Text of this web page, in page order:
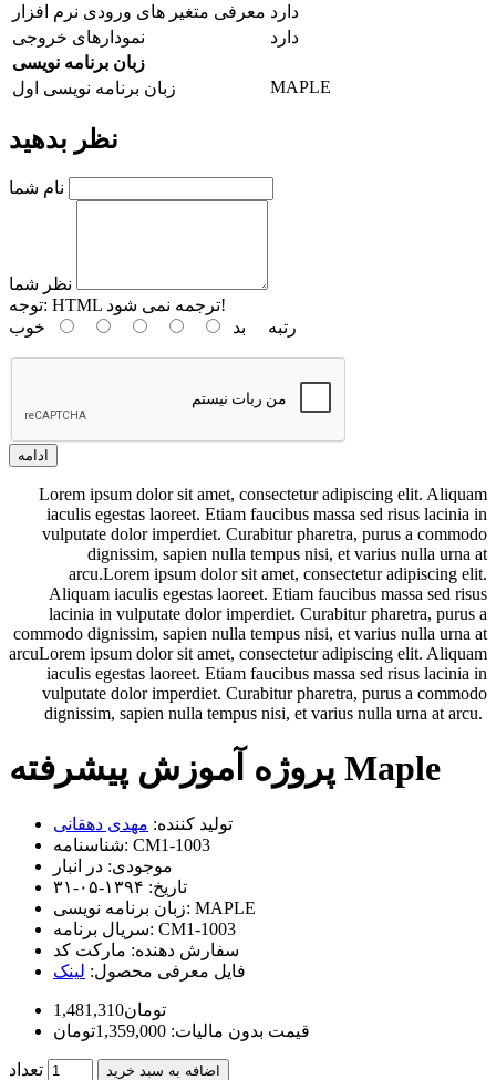
معرفی متغیر های ورودی نرم افزار دارد
نمودارهای خروجی
دارد
زبان برنامه نویسی
زبان برنامه نویسی اول
MAPLE
نظر بدهید
نام شما
نظر شما
توجه:
HTML ترجمه نمی شود!
رتبه بد خوب
ادامه
Lorem ipsum dolor sit amet, consectetur adipiscing elit. Aliquam
iaculis egestas laoreet. Etiam faucibus massa sed risus lacinia in
vulputate dolor imperdiet. Curabitur pharetra, purus a commodo
dignissim, sapien nulla tempus nisi, et varius nulla urna at
arcu.Lorem ipsum dolor sit amet, consectetur adipiscing elit.
Aliquam iaculis egestas laoreet. Etiam faucibus massa sed risus
lacinia in vulputate dolor imperdiet. Curabitur pharetra, purus a
commodo dignissim, sapien nulla tempus nisi, et varius nulla urna at
arcuLorem ipsum dolor sit amet, consectetur adipiscing elit. Aliquam
iaculis egestas laoreet. Etiam faucibus massa sed risus lacinia in
vulputate dolor imperdiet. Curabitur pharetra, purus a commodo
dignissim, sapien nulla tempus nisi, et varius nulla urna at arcu.
پروژه آموزش پیشرفته Maple
تولید کننده: مهدی دهقانی
شناسنامه: CM1-1003
موجودی: در انبار
تاریخ: ۱۳۹۴-۰۵-۳۱
زبان برنامه نویسی: MAPLE
سریال برنامه: CM1-1003
سفارش دهنده: مارکت کد
فایل معرفی محصول: لینک
1,481,310تومان
قیمت بدون مالیات: 1,359,000تومان
تعداد اضافه به سبد خرید